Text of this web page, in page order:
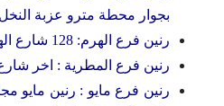
بجوار محطة مترو عزبة النخل
رنين فرع الهرم: 128 شارع الهرم – محطة الكوم الاخضر
رنين فرع المطرية : اخر